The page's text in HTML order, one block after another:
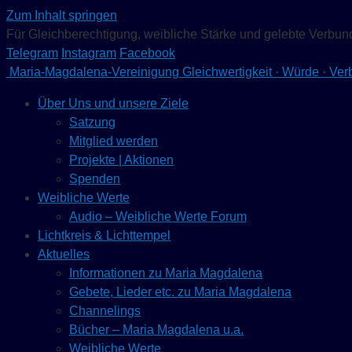
Zum Inhalt springen
Für Gleichberechtigung, weibliche Stärke und gelebte
Telegram Instagram Facebook
Maria-Magdalena-Vereinigung Gleichwertigkeit · Würde ·
Über Uns und unsere Ziele
Satzung
Mitglied werden
Projekte | Aktionen
Spenden
Weibliche Werte
Audio – Weibliche Werte Forum
Lichtkreis & Lichttempel
Aktuelles
Informationen zu Maria Magdalena
Gebete, Lieder etc. zu Maria Magdalena
Channelings
Bücher – Maria Magdalena u.a.
Weibliche Werte